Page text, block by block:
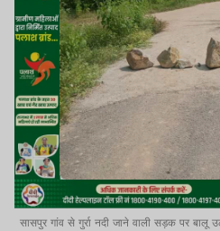
सासपुर गांव से गुर्रा नदी जाने वाली सड़क पर बालू